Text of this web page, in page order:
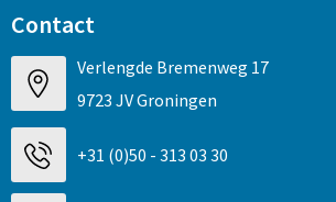
Contact
Verlengde Bremenweg 17
9723 JV Groningen
+31 (0)50 - 313 03 30